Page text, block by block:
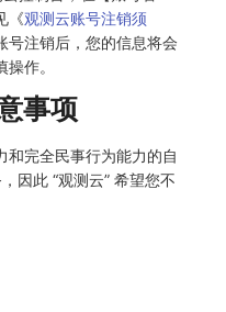
《观测云账号注销须
号注销后，您的信息将会
作。
事项
和完全民事行为能力的自
因此 “观测云” 希望您不